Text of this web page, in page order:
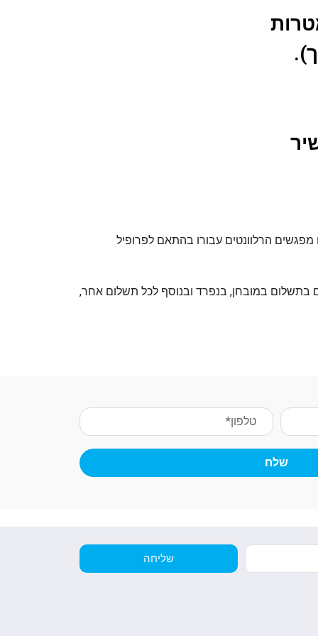
הרלוונטים עבורו בהתאם לפרופיל
בתשלום במובחן, בנפרד ובנוסף לכל תשלום אחר,
שלח
שליחה